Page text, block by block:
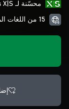
محسّنة لـ Xbox Series X|S
15 من اللغات المدعمة